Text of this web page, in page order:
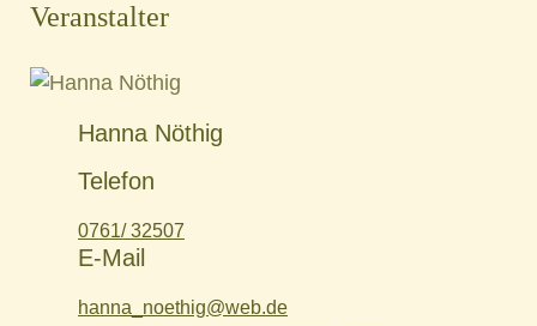
Veranstalter
Hanna Nöthig
Telefon
0761/ 32507
E-Mail
hanna_noethig@web.de